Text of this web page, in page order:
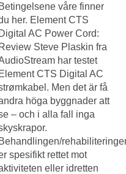
Betingelsene våre finner
her. Element CTS
Digital AC Power Cord:
Review Steve Plaskin fra
har testet
Element CTS Digital AC
Men det är få
höga byggnader att
– och i alla fall inga
Behandlingen/
spesifikt rettet mot
eller idretten